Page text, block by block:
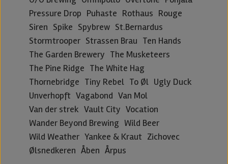
Pressure Drop Puhaste Rothaus Rouge
Siren Spike Spybrew St.Bernardus
Stormtrooper Strassen Brau Ten Hands
The Garden Brewery The Musketeers
The Pine Ridge The White Hag
Thornebridge Tiny Rebel To Øl Ugly Duck
Unverhopft Vagabond Van Mol
Van der strek Vault City Vocation
Wander Beyond Brewing Wild Beer
Wild Weather Yankee & Kraut Zichovec
Ølsnedkeren Åben Årpus